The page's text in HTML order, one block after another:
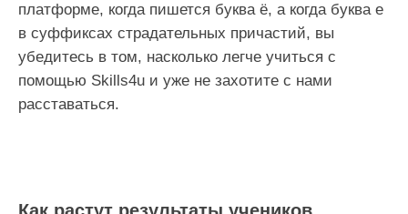
платформе, когда пишется буква ё, а когда буква е
в суффиксах страдательных причастий, вы
убедитесь в том, насколько легче учиться с
помощью Skills4u и уже не захотите с нами
расставаться.